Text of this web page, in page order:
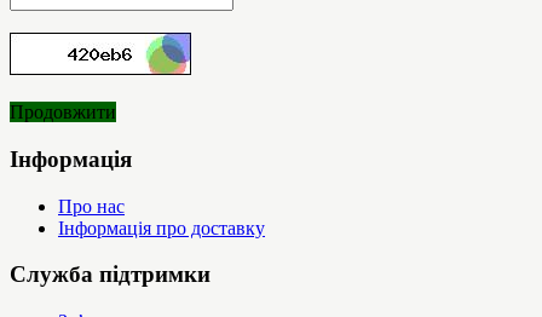
Продовжити
Інформація
Про нас
Інформація про доставку
Служба підтримки